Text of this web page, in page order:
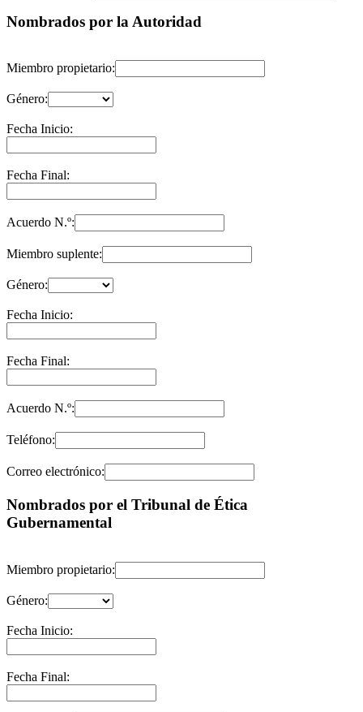
Nombrados por la Autoridad
Miembro propietario:
Género:
Fecha Inicio:
Fecha Final:
Acuerdo N.º:
Miembro suplente:
Género:
Fecha Inicio:
Fecha Final:
Acuerdo N.º:
Teléfono:
Correo electrónico:
Nombrados por el Tribunal de Ética
Gubernamental
Miembro propietario:
Género:
Fecha Inicio:
Fecha Final: